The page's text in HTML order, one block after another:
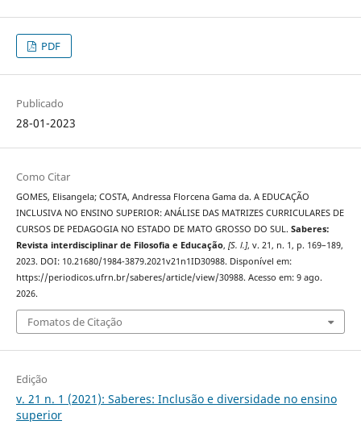
PDF
Publicado
28-01-2023
Como Citar
GOMES, Elisangela; COSTA, Andressa Florcena Gama da. A EDUCAÇÃO
INCLUSIVA NO ENSINO SUPERIOR: ANÁLISE DAS MATRIZES CURRICULARES DE
CURSOS DE PEDAGOGIA NO ESTADO DE MATO GROSSO DO SUL. Saberes:
Revista interdisciplinar de Filosofia e Educação, [S. l.], v. 21, n. 1, p. 169–189,
2023. DOI: 10.21680/1984-3879.2021v21n1ID30988. Disponível em:
https://periodicos.ufrn.br/saberes/article/view/30988. Acesso em: 9 ago.
2026.
Fomatos de Citação
Edição
v. 21 n. 1 (2021): Saberes: Inclusão e diversidade no ensino
superior